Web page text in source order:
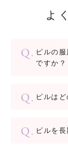
よ
ピルの
ですか？
ピルは
ピルを